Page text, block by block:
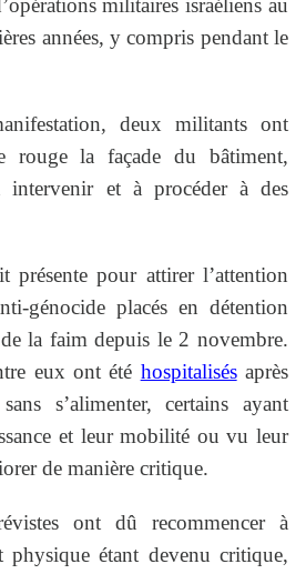
militaires israéliens au
années, y compris pendant le
deux militants ont
rouge la façade du bâtiment,
et à procéder à des
présente pour attirer l’attention
génocide placés en détention
la faim depuis le 2 novembre.
eux ont été hospitalisésaprès
s’alimenter, certains ayant
et leur mobilité ou vu leur
de manière critique.
ont dû recommencer à
physique étant devenu critique,